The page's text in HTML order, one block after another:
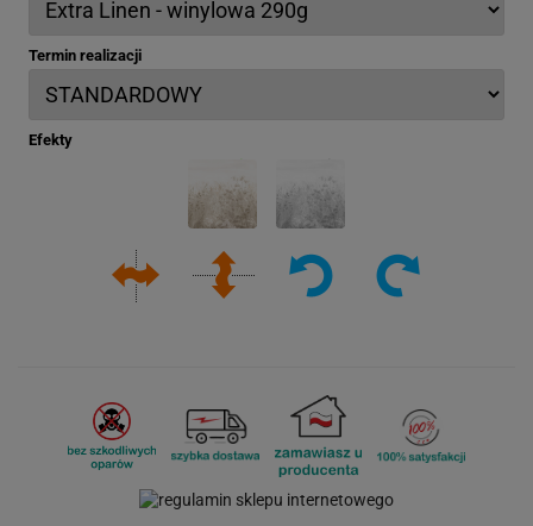
Termin realizacji
Efekty